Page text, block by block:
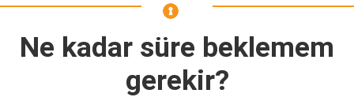
Ne kadar süre beklemem
gerekir?